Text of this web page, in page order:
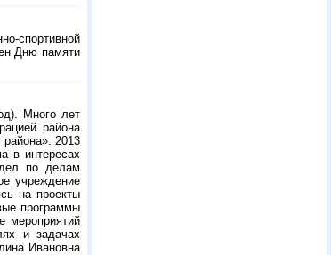
спортивной
Дню памяти
Много лет
района
2013
в интересах
по делам
учреждение
на проекты
программы
мероприятий
и задачах
Ивановна